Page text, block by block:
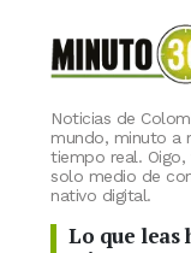
Noticias de
mundo, minuto a
tiempo real.
solo medio de
nativo digital.
Lo que leas